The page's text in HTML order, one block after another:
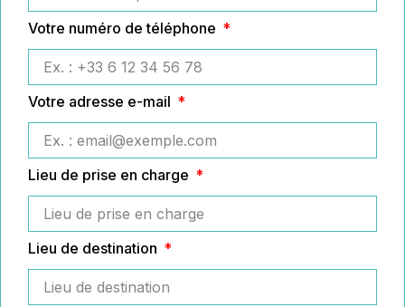
Votre numéro de téléphone
Votre adresse e-mail
Lieu de prise en charge
Lieu de destination